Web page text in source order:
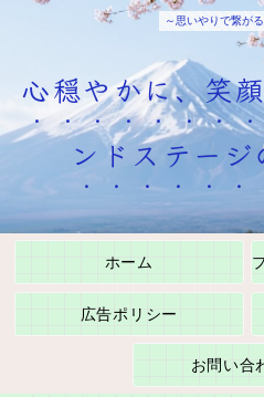
～思いやりで繋が
心穏やかに、笑
ンドステー
ホーム
広告ポリシー
お問い合